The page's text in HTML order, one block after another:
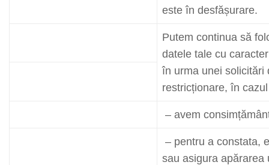
este în desfășurare.
Putem continua să
datele tale cu
în urma unei solicitări
restricționare, în
– avem
– pentru a constata,
sau asigura apărarea